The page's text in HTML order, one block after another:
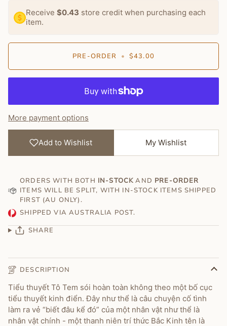
Receive $0.43 store credit when purchasing each
item.
PRE-ORDER • $43.00
More payment options
Add to Wishlist My Wishlist
ORDERS WITH BOTH IN-STOCK AND PRE-ORDER
ITEMS WILL BE SPLIT, WITH IN-STOCK ITEMS SHIPPED
FIRST (AU ONLY).
SHIPPED VIA AUSTRALIA POST.
SHARE
DESCRIPTION
Tiểu thuyết Tô Tem sói hoàn toàn không theo một bố cục
tiểu thuyết kinh điển. Đây như thể là câu chuyện cố tình
làm ra vẻ “biết đâu kể đó” của một nhân vật như thể là
nhân vật chính - một thanh niên trí thức Bắc Kinh tên là